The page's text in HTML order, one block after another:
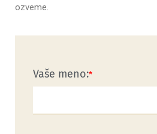
ozveme.
Vaše meno: